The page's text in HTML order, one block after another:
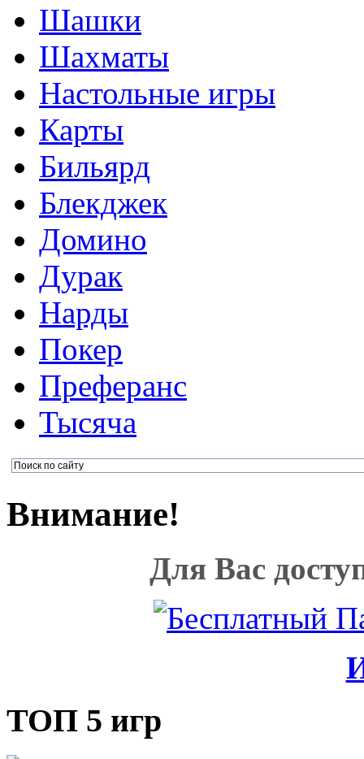
Шашки
Шахматы
Настольные игры
Карты
Бильярд
Блекджек
Домино
Дурак
Нарды
Покер
Преферанс
Тысяча
Внимание!
Для Вас
ТОП 5 игр